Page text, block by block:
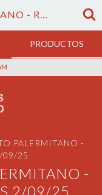
COCINA & RESTO PALERMITANO - REMATE EL MARTES 2/09/25
PRODUCTOS
PALERMITANO -
09/25
-
2/09/25